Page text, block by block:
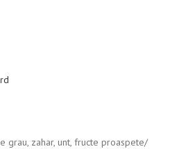
grau, zahar, unt, fructe proaspete/